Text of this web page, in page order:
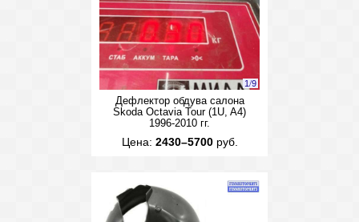
1/9
Дефлектор обдува салона
Skoda Octavia Tour (1U, A4)
1996-2010 гг.
Цена: 2430–5700руб.